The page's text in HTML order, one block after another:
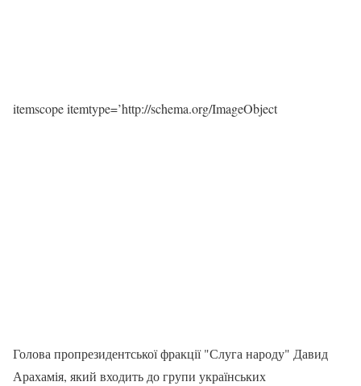
itemscope itemtype=’http://schema.org/ImageObject
Голова пропрезидентської фракції "Слуга народу" Давид
Арахамія, який входить до групи українських